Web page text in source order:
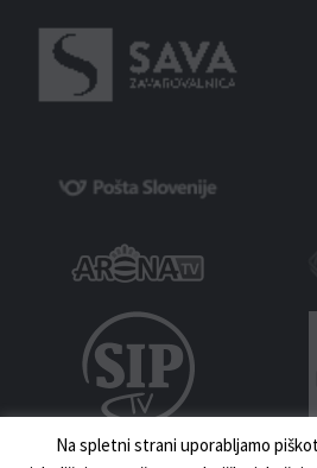
Na spletni strani uporabljamo